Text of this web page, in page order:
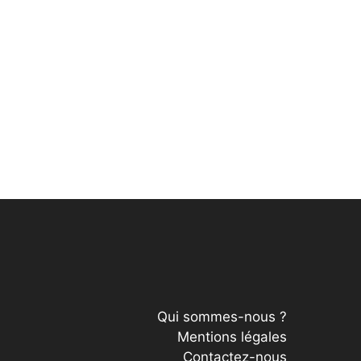
Qui sommes-nous ?
Mentions légales
Contactez-nous